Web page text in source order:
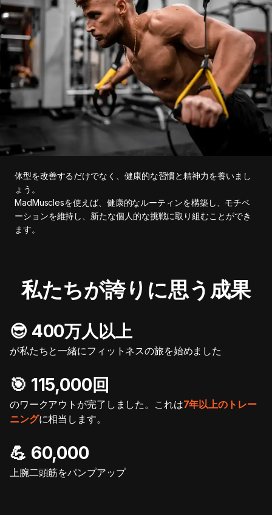
体型を改善するだけでなく、健康的な習慣と精神力を養いまし
ょう。
MadMusclesを使えば、健康的なルーティンを構築し、モチベ
ーションを維持し、新たな個人的な挑戦に取り組むことができ
ます。
私たちが誇りに思う成果
😎 400万人以上
が私たちと一緒にフィットネスの旅を始めました
🎯️ 115,000回
のワークアウトが完了しました。これは7年以上のトレー
ニングに相当します。
💪 60,000
上腕二頭筋をパンプアップ